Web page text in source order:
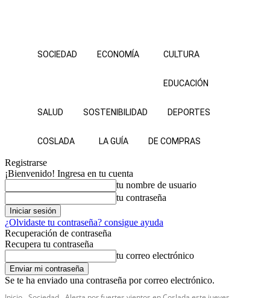
SOCIEDAD ECONOMÍA CULTURA
EDUCACIÓN
SALUD SOSTENIBILIDAD DEPORTES
COSLADA LA GUÍA DE COMPRAS
Registrarse
¡Bienvenido! Ingresa en tu cuenta
tu nombre de usuario
tu contraseña
¿Olvidaste tu contraseña? consigue ayuda
Recuperación de contraseña
Recupera tu contraseña
tu correo electrónico
Se te ha enviado una contraseña por correo electrónico.